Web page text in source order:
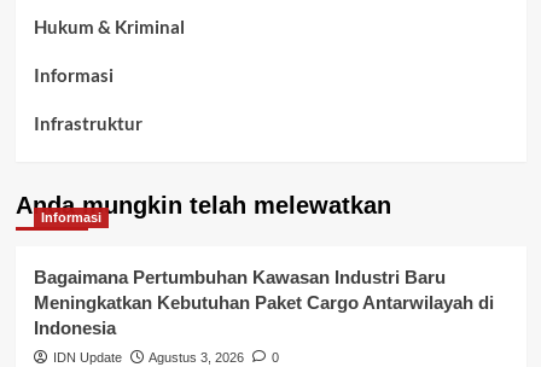
Hukum & Kriminal
Informasi
Infrastruktur
Kepegawaian & ASN Banyuasin
Kesehatan
Keuangan
Anda mungkin telah melewatkan
Informasi
Bagaimana Pertumbuhan Kawasan Industri Baru
Meningkatkan Kebutuhan Paket Cargo Antarwilayah di
Indonesia
IDN Update Agustus 3, 2026 0